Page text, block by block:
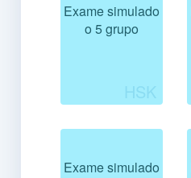
Exame simulado
o 5 grupo
Exame simulado